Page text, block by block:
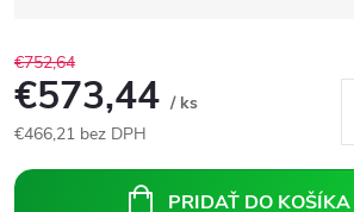
€752,64
€573,44 / ks
€466,21 bez DPH
cena:
PRIDAŤ DO KOŠÍKA